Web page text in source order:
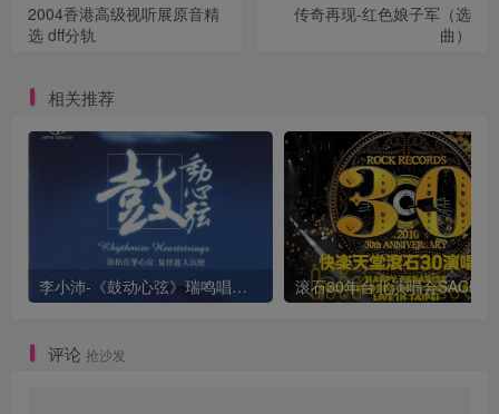
2004香港高级视听展原音精
选 dff分轨
传奇再现-红色娘子军（选
曲）
相关推荐
李小沛-《鼓动心弦》瑞鸣唱片 DSD DFF
评论 抢沙发